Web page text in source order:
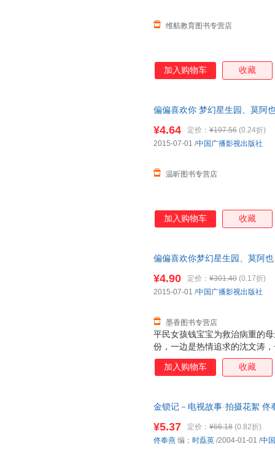
维航教育图书专营店
加入购物车 收藏
偏偏喜欢你 梦幻星生园、莫阿
¥4.64 定价： ¥197.56 (0.24折)
温昕图书专营店
2015-07-01 /中国广播影视出版社
加入购物车 收藏
偏偏喜欢你梦幻星生园、莫阿
平民女孩钱宝宝为救治病重的
份，一边是热情追求的沈文涛
身份，钱宝宝既要逃避和项昊
和试探。情感纠葛之下，危机
地粉碎了敌人的阴谋，成功化
¥4.90 定价： ¥301.40 (0.17折)
墨香图书专营店
2015-07-01 /中国广播影视出版社
加入购物车 收藏
金锁记－电视故事·拍摄花絮 佟
¥5.37 定价： ¥66.18 (0.82折)
佟奉燕 编； 时磊英 /2004-01-01 /中